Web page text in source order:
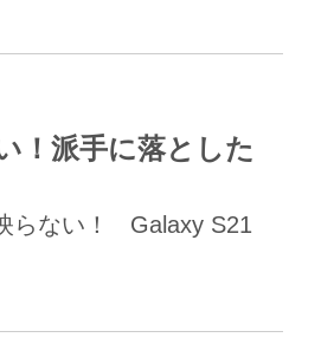
！派手に落とした
らない！ Galaxy S21